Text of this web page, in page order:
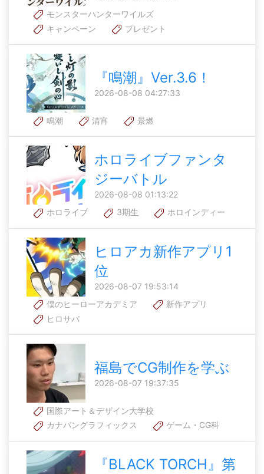
モンスターハンターワイルズ
キャンペーン
プレゼント
『鳴潮』Ver.3.6！
2026-08-08 04:27:33
鳴潮 清宵 景燃
ホロライブファンタ
ジーバトル
2026-08-08 01:13:22
ホロライブ
3期生 ホロインディー
ヒロアカ新作アプリ1
位
2026-08-07 19:53:14
僕のヒーローアカデミア
新作アプリ
ヒロサバ
福島でCG制作を学ぶ
2026-08-07 19:37:35
国際アート＆デザイン大学校
カナバングラフィックス
ゲーム・CG科
『BLACK TORCH』第